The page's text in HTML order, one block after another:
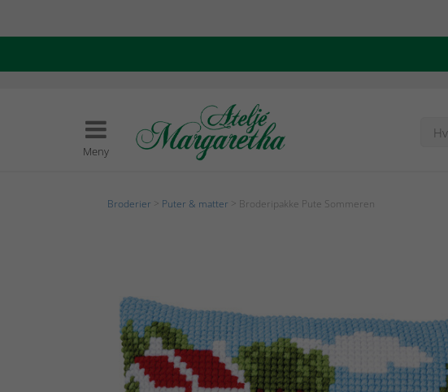
Meny
Broderier Puter & matter > Broderipakke Pute Sommeren